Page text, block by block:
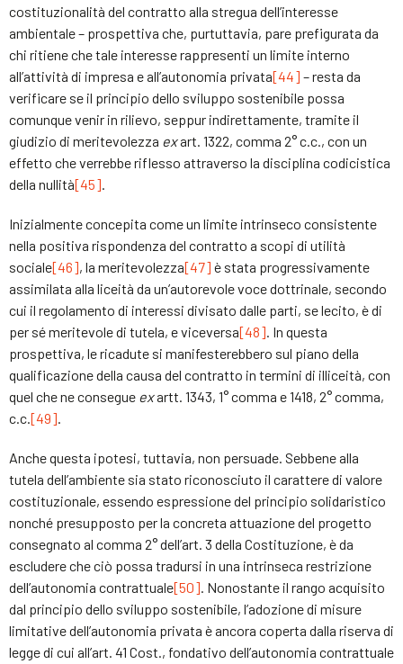
costituzionalità del contratto alla stregua dell’interesse
ambientale – prospettiva che, purtuttavia, pare prefigurata da
chi ritiene che tale interesse rappresenti un limite interno
all’attività di impresa e all’autonomia privata[44] – resta da
verificare se il principio dello sviluppo sostenibile possa
comunque venir in rilievo, seppur indirettamente, tramite il
giudizio di meritevolezza exart. 1322, comma 2° c.c., con un
effetto che verrebbe riflesso attraverso la disciplina codicistica
della nullità[45].
Inizialmente concepita come un limite intrinseco consistente
nella positiva rispondenza del contratto a scopi di utilità
sociale[46], la meritevolezza[47] è stata progressivamente
assimilata alla liceità da un’autorevole voce dottrinale, secondo
cui il regolamento di interessi divisato dalle parti, se lecito, è di
per sé meritevole di tutela, e viceversa[48]. In questa
prospettiva, le ricadute si manifesterebbero sul piano della
qualificazione della causa del contratto in termini di illiceità, con
quel che ne consegue exartt. 1343, 1° comma e 1418, 2° comma,
c.c.[49].
Anche questa ipotesi, tuttavia, non persuade. Sebbene alla
tutela dell’ambiente sia stato riconosciuto il carattere di valore
costituzionale, essendo espressione del principio solidaristico
nonché presupposto per la concreta attuazione del progetto
consegnato al comma 2° dell’art. 3 della Costituzione, è da
escludere che ciò possa tradursi in una intrinseca restrizione
dell’autonomia contrattuale[50]. Nonostante il rango acquisito
dal principio dello sviluppo sostenibile, l’adozione di misure
limitative dell’autonomia privata è ancora coperta dalla riserva di
legge di cui all’art. 41 Cost., fondativo dell’autonomia contrattuale